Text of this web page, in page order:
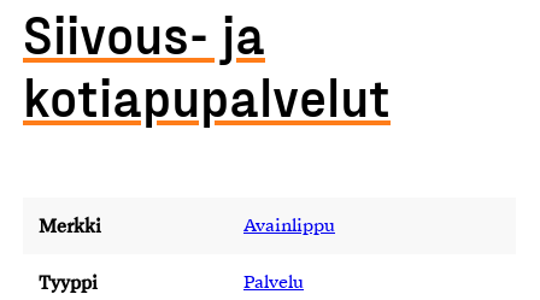
Siivous- ja
kotiapupalvelut
Merkki Avainlippu
Tyyppi Palvelu